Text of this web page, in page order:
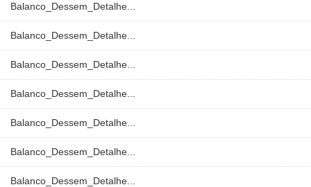
Balanco_Dessem_Detalhe...
Balanco_Dessem_Detalhe...
Balanco_Dessem_Detalhe...
Balanco_Dessem_Detalhe...
Balanco_Dessem_Detalhe...
Balanco_Dessem_Detalhe...
Balanco_Dessem_Detalhe...